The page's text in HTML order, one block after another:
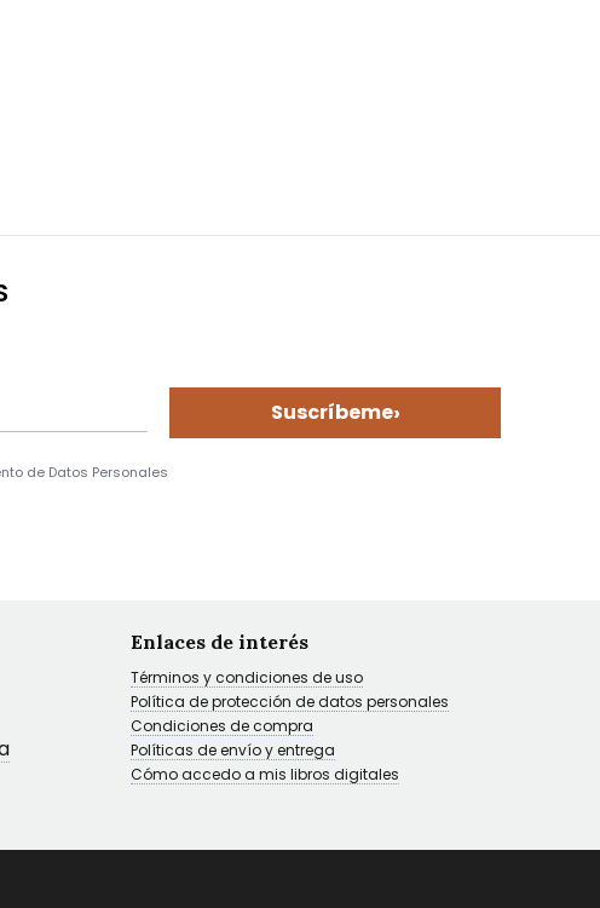
Suscríbeme›
de Datos Personales
Enlaces de interés
Términos y condiciones de uso
Política de protección de datos personales
Condiciones de compra
Políticas de envío y entrega
Cómo accedo a mis libros digitales